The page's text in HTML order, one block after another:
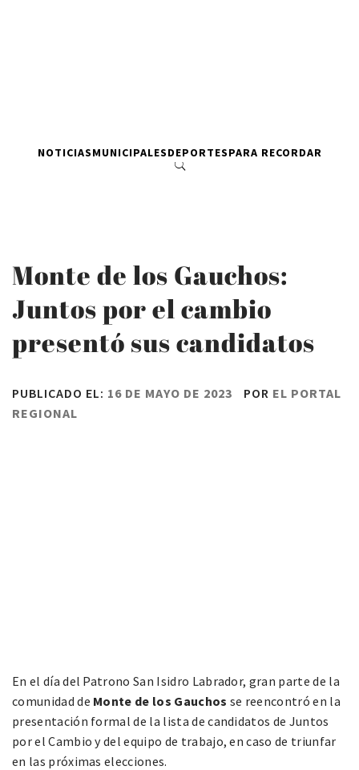
NOTICIASMUNICIPALESDEPORTESPARA RECORDAR
Monte de los Gauchos:
Juntos por el cambio
presentó sus candidatos
PUBLICADO EL: 16 DE MAYO DE 2023 POR EL PORTAL
REGIONAL
En el día del Patrono San Isidro Labrador, gran parte de la
comunidad de Monte de los Gauchos se reencontró en la
presentación formal de la lista de candidatos de Juntos
por el Cambio y del equipo de trabajo, en caso de triunfar
en las próximas elecciones.